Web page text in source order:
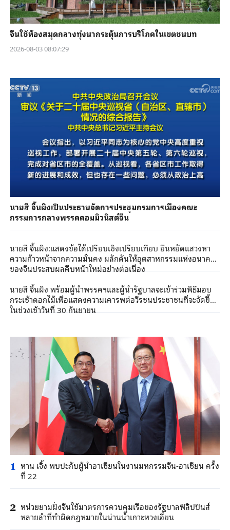
จีนใช้ห้องสมุดกลางทุ่งนากระตุ้นการบริโภคในเขตชนบท
2026-08-03 08:07:29
นายสี จิ้นผิงเป็นประธานจัดการประชุมกรมการเมืองคณะ
กรรมการกลางพรรคคอมมิวนิสต์จีน
นายสี จิ้นผิง:แสดงข้อได้เปรียบเชิงเปรียบเทียบ ยืนหยัดแสวงหา
ความก้าวหน้าจากความมั่นคง ผลักดันให้อุตสาหกรรมแห่งอนาคต
ของจีนประสบผลคืบหน้าใหม่อย่างต่อเนื่อง
นายสี จิ้นผิง พร้อมผู้นำพรรคฯและผู้นำรัฐบาลจะเข้าร่วมพิธีมอบ
กระเช้าดอกไม้เพื่อแสดงความเคารพต่อวีรชนประชาชนที่จะจัดขึ้น
ในช่วงเช้าวันที่ 30 กันยายน
1 หาน เจิ้ง พบปะกับผู้นำอาเซียนในงานมหกรรมจีน-อาเซียน ครั้ง
ที่ 22
2 หน่วยยามฝั่งจีนใช้มาตรการควบคุมเรือของรัฐบาลฟิลิปปินส์
หลายลำที่ทำผิดกฎหมายในน่านน้ำเกาะหวงเอี๋ยน